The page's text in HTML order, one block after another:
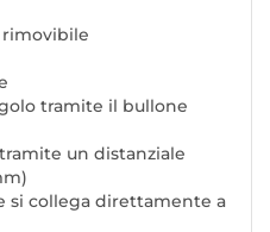
tramite il bullone
un distanziale
si collega direttamente a